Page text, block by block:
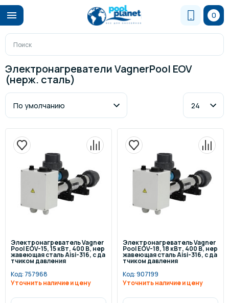
0
Электронагреватели VagnerPool EOV
(нерж. сталь)
Электронагреватель Vagner
Pool EOV-15, 15 кВт, 400 В, нер
жавеющая сталь Aisi-316, с да
тчиком давления
Код: 757968
Уточнить наличие и цену
Электронагреватель Vagner
Pool EOV-18, 18 кВт, 400 В, нер
жавеющая сталь Aisi-316, с да
тчиком давления
Код:907199
Уточнить наличие и цену